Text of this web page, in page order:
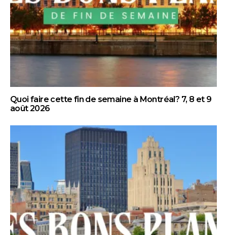
Quoi faire cette fin de semaine à Montréal? 7, 8 et 9
août 2026